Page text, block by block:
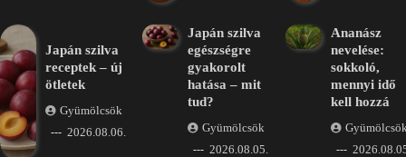
Japán szilva
receptek – új
ötletek
Gyümölcsök
2026.08.06.
Japán szilva
egészségre
gyakorolt
hatása – mit
tud?
Gyümölcsök
2026.08.05.
Ananász
nevelése:
sokkoló,
mennyi idő
kell hozzá